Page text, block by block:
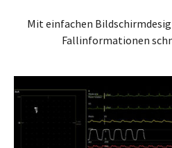
Mit einfachen
Fallinformationen